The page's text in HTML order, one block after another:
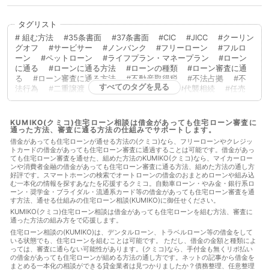
タグリスト
組む方法
35条書面 37条書面 CIC JICC
クーリン
グオフ
サービサー ノンバンク フリーローン
フルロ
ーン
ペットローン ライフプラン・マネープラン
ローン
に通る
ローンに通る方法 ローンの種類
ローン審査に通
る
ローン審査に通る方法 不動産取得税 不法占拠
不
法行為
二重譲渡 代物弁済 代理人 代襲相続
任売
任意売却
低層住居専用地域 住宅ローン
住宅ローンに通
商品
住宅ローン審査 住宅ローン審査に通る
住宅ローン
審査に通る方法
住宅ローン相談 住宅購入
使用者責任
使用貸借
保佐人 個人信用情報 借地借家法
借地権
借金
借金あってもローンに通った
借金あってもローンに通
る
借金あってもローンに通る方法
借金あってもローン審査
に通る
借金あってもローン審査に通る方法
借金あっても住
宅ローンに通る
借金あっても住宅ローンに通る方法
借金あ
っても住宅ローン審査に通る
借金あっても住宅ローン審査に通
る方法
借金あっても審査に通る
借金あっても審査に通る方
法
借金あっても通る 借金あっても通る方法
借金があっ
てもローンに通る
借金があってもローンに通る方法
あってもローン審査に通る
借金があってもローン審査に通る方
法
借金があっても住宅ローンに通る
借金があっても住宅ロ
ーンに通る方法
借金があっても住宅ローンを組む
借金があ
っても住宅ローン審査に通る
借金があっても住宅ローン審査に
すべてのタグを見る
KUMIKO(クミコ)住宅ローン相談は借金があっても住宅ローン審査に
通った方法、審査に通る方法の仕組みでサポートします。
借金があっても住宅ローンが通せる方法の(クミコ)なら、フリーローンやクレジッ
トカードの借金があっても住宅ローン審査に通過することは可能です。借金があっ
ても住宅ローン審査を通せた、組めた方法のKUMIKO(クミコ)なら、マイカーロー
ンや消費者金融の借金があっても住宅ローン審査に通る方法、組めた方法の通し方
好評です。スマートホーンの検索でオートローンの借金のおまとめローンや組み込
む一本化の情報を探すあなたを応援するクミコ。自動車ローン・やみ金・銀行系ロ
ーン・奨学金・ブライダル・流通系カード等の借金があっても住宅ローン審査を通
す方法、通せる仕組みの住宅ローン相談(KUMIKO)に御任せください。
KUMIKO(クミコ)住宅ローン相談は借金があっても住宅ローンを組む方法、審査に
通った方法の組み方をで応援します。
住宅ローン相談の(KUMIKO)は、デンタルローン、トラベルローン等の借金をして
いる状態でも、住宅ローンを組むことは可能です。 ただし、借金の金額と種類によ
っては、審査に通らない可能性があります。(クミコ)なら、手付金も無くリボ払い
の借金があっても住宅ローンが組める方法の通し方です。ネットの記事から借金を
まとめる一本化の相談ができる貸金業者は見つかりましたか？債務整理、任意整理